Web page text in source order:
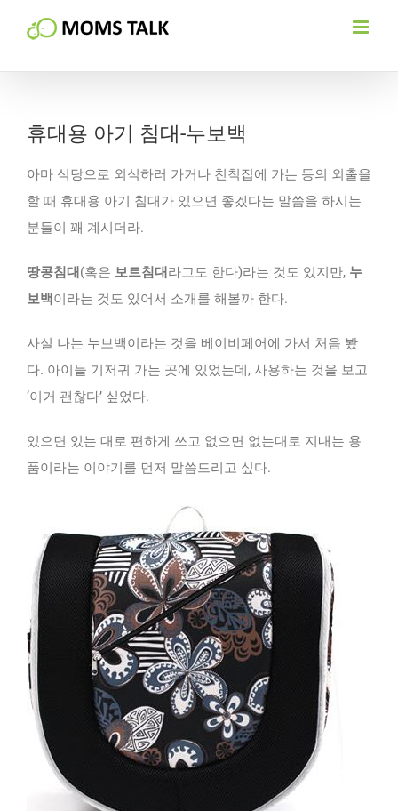
휴대용 아기 침대-누보백
아마 식당으로 외식하러 가거나 친척집에 가는 등의 외출을
할 때 휴대용 아기 침대가 있으면 좋겠다는 말씀을 하시는
분들이 꽤 계시더라.
땅콩침대 (혹은 보트침대 라고도 한다)라는 것도 있지만, 누
보백 이라는 것도 있어서 소개를 해볼까 한다.
사실 나는 누보백이라는 것을 베이비페어에 가서 처음 봤
다. 아이들 기저귀 가는 곳에 있었는데, 사용하는 것을 보고
‘이거 괜찮다’ 싶었다.
있으면 있는 대로 편하게 쓰고 없으면 없는대로 지내는 용
품이라는 이야기를 먼저 말씀드리고 싶다.